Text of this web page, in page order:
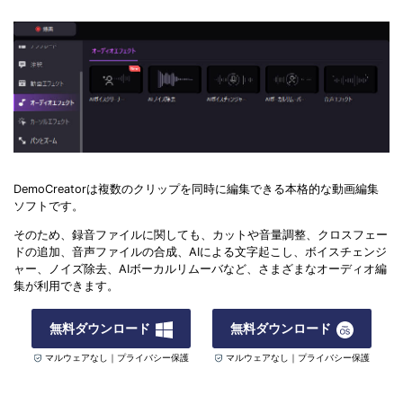
DemoCreatorは複数のクリップを同時に編集できる本格的な動画編集
ソフトです。
そのため、録音ファイルに関しても、カットや音量調整、クロスフェー
ドの追加、音声ファイルの合成、AIによる文字起こし、ボイスチェンジ
ャー、ノイズ除去、AIボーカルリムーバなど、さまざまなオーディオ編
集が利用できます。
無料ダウンロード
マルウェアなし｜プライバシー保護
無料ダウンロード
マルウェアなし｜プライバシー保護